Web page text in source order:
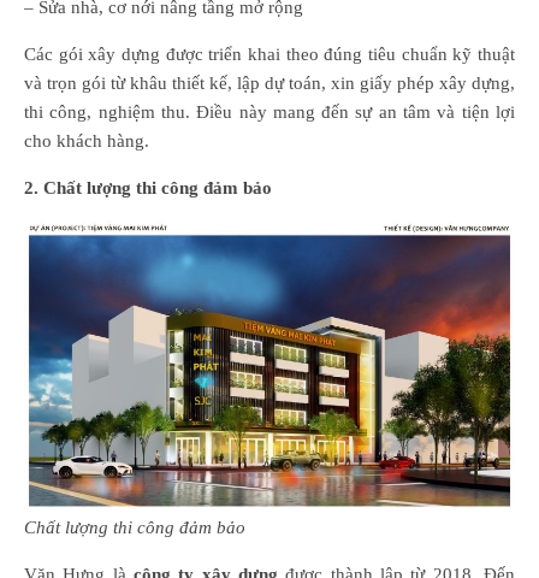
– Sửa nhà, cơ nới nâng tầng mở rộng
Các gói xây dựng được triển khai theo đúng tiêu chuẩn kỹ thuật
và trọn gói từ khâu thiết kế, lập dự toán, xin giấy phép xây dựng,
thi công, nghiệm thu. Điều này mang đến sự an tâm và tiện lợi
cho khách hàng.
2. Chất lượng thi công đảm bảo
Chất lượng thi công đảm bảo
Văn Hưng là công ty xây dựngđược thành lập từ 2018. Đến